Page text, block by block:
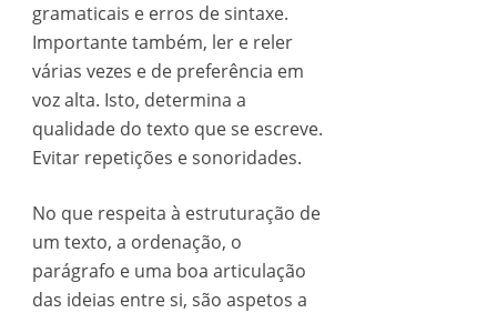
gramaticais e erros de sintaxe.
Importante também, ler e reler
várias vezes e de preferência em
voz alta. Isto, determina a
qualidade do texto que se escreve.
Evitar repetições e sonoridades.
No que respeita à estruturação de
um texto, a ordenação, o
parágrafo e uma boa articulação
das ideias entre si, são aspetos a